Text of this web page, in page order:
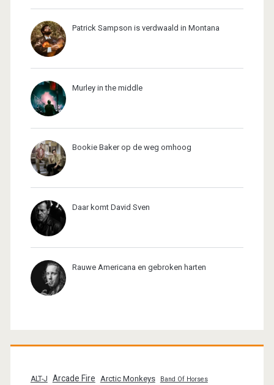
Patrick Sampson is verdwaald in Montana
Murley in the middle
Bookie Baker op de weg omhoog
Daar komt David Sven
Rauwe Americana en gebroken harten
ALT-J Arcade Fire Arctic Monkeys Band Of Horses